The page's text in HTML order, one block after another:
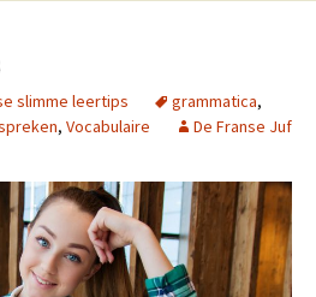
slimme leertips grammatica,
, Vocabulaire De Franse Juf